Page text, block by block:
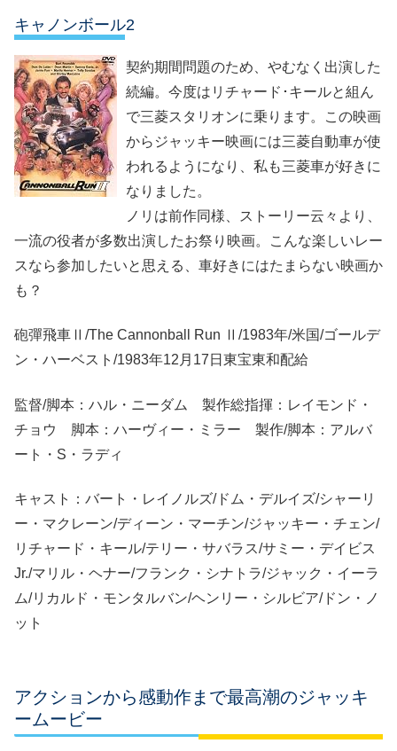
キャノンボール2
契約期間問題のため、やむなく出演した
続編。今度はリチャード･キールと組ん
で三菱スタリオンに乗ります。この映画
からジャッキー映画には三菱自動車が使
われるようになり、私も三菱車が好きに
なりました。
ノリは前作同様、ストーリー云々より、
一流の役者が多数出演したお祭り映画。こんな楽しいレー
スなら参加したいと思える、車好きにはたまらない映画か
も？
砲彈飛車Ⅱ/The Cannonball Run Ⅱ/1983年/米国/ゴールデ
ン・ハーベスト/1983年12月17日東宝東和配給
監督/脚本：ハル・ニーダム 製作総指揮：レイモンド・
チョウ 脚本：ハーヴィー・ミラー 製作/脚本：アルバ
ート・S・ラディ
キャスト：バート・レイノルズ/ドム・デルイズ/シャーリ
ー・マクレーン/ディーン・マーチン/ジャッキー・チェン/
リチャード・キール/テリー・サバラス/サミー・デイビス
Jr./マリル・ヘナー/フランク・シナトラ/ジャック・イーラ
ム/リカルド・モンタルバン/ヘンリー・シルビア/ドン・ノ
ット
アクションから感動作まで最高潮のジャッキ
ームービー